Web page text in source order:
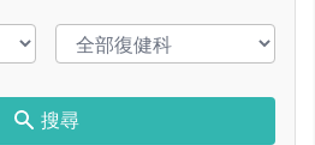
搜尋